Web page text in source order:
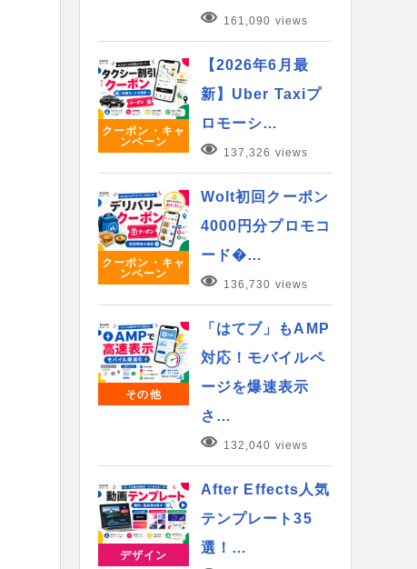
161,090 views
クーポン・キャ
ンペーン
【2026年6月最
新】Uber Taxiプ
ロモーシ…
137,326 views
クーポン・キャ
ンペーン
Wolt初回クーポン
4000円分プロモコ
ード�…
136,730 views
その他
「はてブ」もAMP
対応！モバイルペ
ージを爆速表示
さ…
132,040 views
デザイン
After Effects人気
テンプレート35
選！…